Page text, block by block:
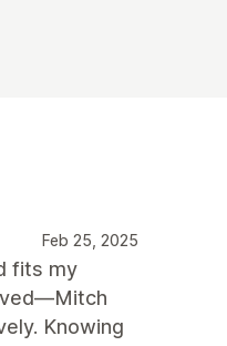
Feb 25, 2025
fits my
Knowing